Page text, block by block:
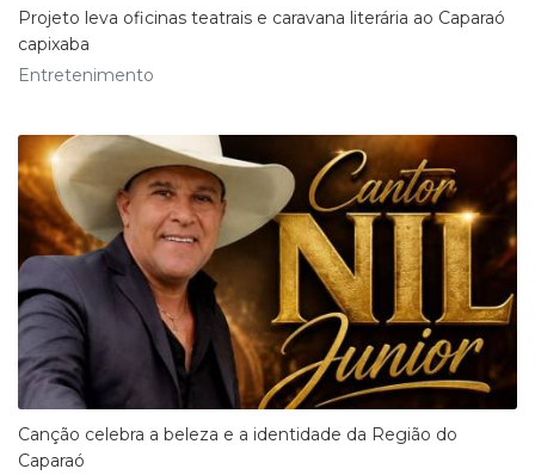
Projeto leva oficinas teatrais e caravana literária ao Caparaó
capixaba
Entretenimento
Canção celebra a beleza e a identidade da Região do
Caparaó